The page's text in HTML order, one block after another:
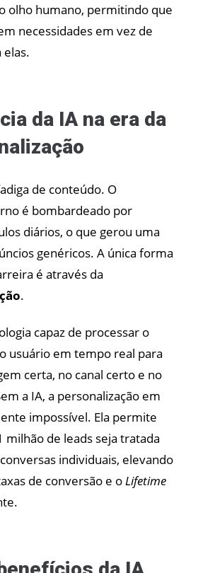
olho humano, permitindo que
necessidades em vez de
elas.
da IA na era da
de conteúdo. O
é bombardeado por
diários, o que gerou uma
genéricos. A única forma
é através da
.
capaz de processar o
usuário em tempo real para
certa, no canal certo e no
a IA, a personalização em
impossível. Ela permite
milhão de leads seja tratada
individuais, elevando
de conversão e oLifetime